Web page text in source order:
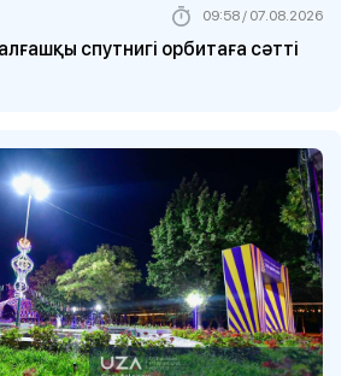
спутнигі орбитаға сәтті
09:58 / 07.08.2026